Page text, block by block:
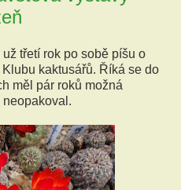
třetí rok po sobě píšu o
kaktusářů. Říká se do
měl pár roků možná